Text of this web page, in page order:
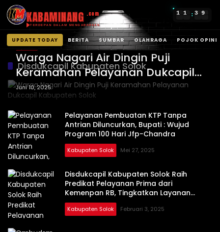
KABAMINANG .com
TERDEPAN DALAM MENGABARKAN
1 1 : 3 9
UPDATE TODAY BERITA SUMBAR OLAHRAGA POJOK OPINI
Langsung
konten
Disdukcapil Kabupaten Solok
BERITA
Warga Nagari Air Dingin Puji
Keramahan Pelayanan Dukcapil
Kabupaten Solok
Juni 10, 2025
Pelayanan Pembuatan KTP Tanpa
Antrian Diluncurkan, Bupati : Wujud
Program 100 Hari Jfp-Chandra
Kabupaten Solok Mei 27, 2025
Disdukcapil Kabupaten Solok Raih
Predikat Pelayanan Prima dari
Kemenpan RB, Tingkatkan Layanan
Kependudukan untuk Masyarakat
Kabupaten Solok Februari 3, 2025